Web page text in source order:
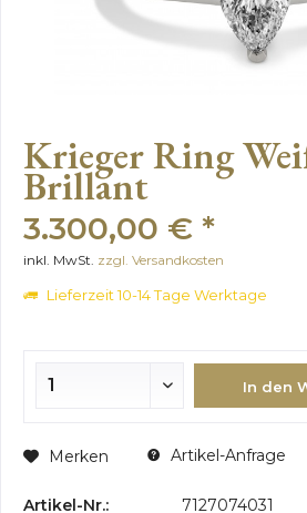
Krieger Ring
Brillant
3.300,00 € *
inkl. MwSt. zzgl. Versandkosten
Lieferzeit 10-14 Tage Werktage
In den
Merken Artikel-Anfrage
Artikel-Nr.: 7127074031